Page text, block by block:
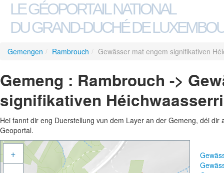
LE GÉOPORTAIL NATIONAL
DU GRAND-DUCHÉ DE
Gemengen / Rambrouch / Gewässer mat engem signifikativen
Gemeng : Rambrouch ->
signifikativen
Hei fannt dir eng Duerstellung vun dem Layer an der Gemeng, déi
Geoportal.
+